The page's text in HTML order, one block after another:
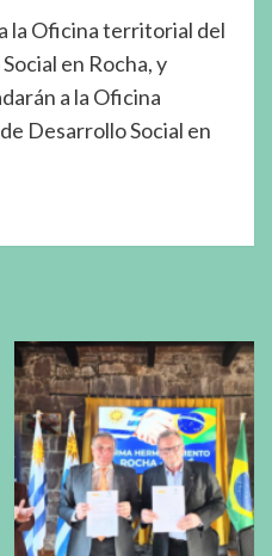
la Oficina territorial del
en Rocha, y
a la Oficina
Desarrollo Social en